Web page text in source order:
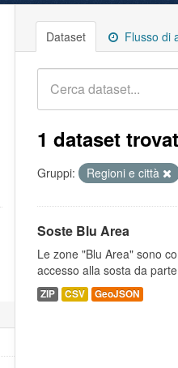
Dataset Flusso di
1 dataset
Gruppi: Regioni e città
Soste Blu Area
Le zone "Blu Area" sono
accesso alla sosta da
ZIP CSV GeoJSON